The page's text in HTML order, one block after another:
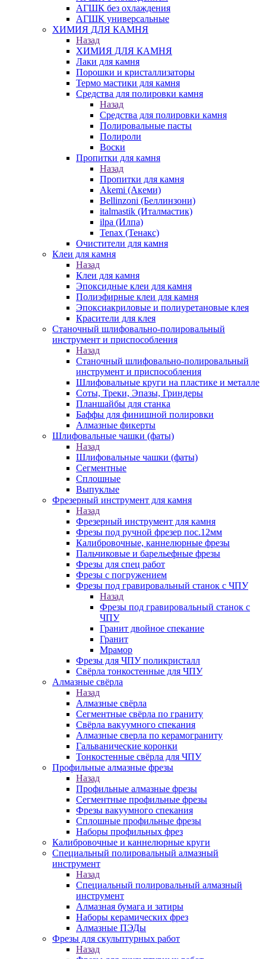
АГШК без охлаждения
АГШК универсальные
ХИМИЯ ДЛЯ КАМНЯ
Назад
ХИМИЯ ДЛЯ КАМНЯ
Лаки для камня
Порошки и кристаллизаторы
Термо мастики для камня
Средства для полировки камня
Назад
Средства для полировки камня
Полировальные пасты
Полироли
Воски
Пропитки для камня
Назад
Пропитки для камня
Akemi (Акеми)
Bellinzoni (Беллинзони)
italmastik (Италмастик)
ilpa (Илпа)
Tenax (Тенакс)
Очистители для камня
Клеи для камня
Назад
Клеи для камня
Эпоксидные клеи для камня
Полиэфирные клеи для камня
Эпоксиакриловые и полиуретановые клея
Красители для клея
Станочный шлифовально-полировальный
инструмент и приспособления
Назад
Станочный шлифовально-полировальный
инструмент и приспособления
Шлифовальные круги на пластике и металле
Соты, Треки, Эпазы, Гриндеры
Планшайбы для станка
Баффы для финишной полировки
Алмазные фикерты
Шлифовальные чашки (фаты)
Назад
Шлифовальные чашки (фаты)
Сегментные
Сплошные
Выпуклые
Фрезерный инструмент для камня
Назад
Фрезерный инструмент для камня
Фрезы под ручной фрезер пос.12мм
Калибровочные, каннелюрные фрезы
Пальчиковые и барельефные фрезы
Фрезы для спец работ
Фрезы с погружением
Фрезы под гравировальный станок с ЧПУ
Назад
Фрезы под гравировальный станок с
ЧПУ
Гранит двойное спекание
Гранит
Мрамор
Фрезы для ЧПУ поликристалл
Свёрла тонкостенные для ЧПУ
Алмазные свёрла
Назад
Алмазные свёрла
Сегментные свёрла по граниту
Свёрла вакуумного спекания
Алмазные сверла по керамограниту
Гальванические коронки
Тонкостенные свёрла для ЧПУ
Профильные алмазные фрезы
Назад
Профильные алмазные фрезы
Сегментные профильные фрезы
Фрезы вакуумного спекания
Сплошные профильные фрезы
Наборы профильных фрез
Калибровочные и каннелюрные круги
Специальный полировальный алмазный
инструмент
Назад
Специальный полировальный алмазный
инструмент
Алмазная бумага и затиры
Наборы керамических фрез
Алмазные ПЭДы
Фрезы для скульптурных работ
Назад